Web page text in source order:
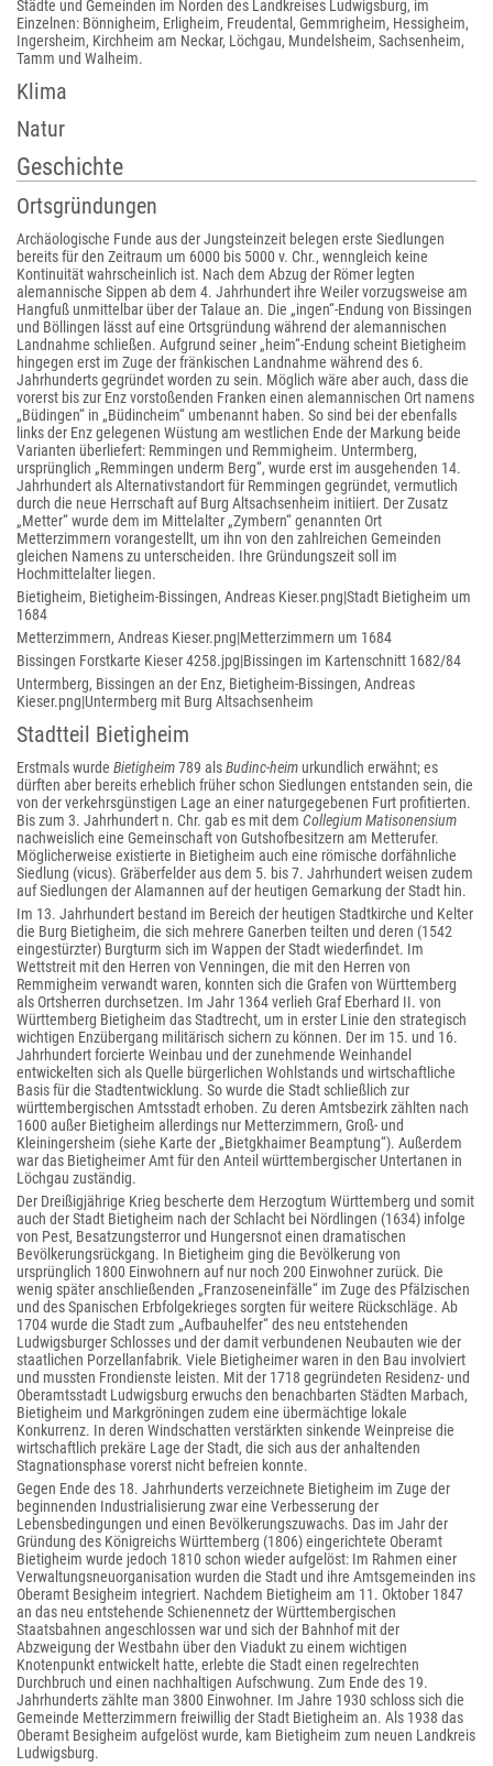
Städte und Gemeinden im Norden des Landkreises Ludwigsburg, im
Einzelnen: Bönnigheim, Erligheim, Freudental, Gemmrigheim, Hessigheim,
Ingersheim, Kirchheim am Neckar, Löchgau, Mundelsheim, Sachsenheim,
Tamm und Walheim.
Klima
Natur
Geschichte
Ortsgründungen
Archäologische Funde aus der Jungsteinzeit belegen erste Siedlungen
bereits für den Zeitraum um 6000 bis 5000 v. Chr., wenngleich keine
Kontinuität wahrscheinlich ist. Nach dem Abzug der Römer legten
alemannische Sippen ab dem 4. Jahrhundert ihre Weiler vorzugsweise am
Hangfuß unmittelbar über der Talaue an. Die „ingen“-Endung von Bissingen
und Böllingen lässt auf eine Ortsgründung während der alemannischen
Landnahme schließen. Aufgrund seiner „heim“-Endung scheint Bietigheim
hingegen erst im Zuge der fränkischen Landnahme während des 6.
Jahrhunderts gegründet worden zu sein. Möglich wäre aber auch, dass die
vorerst bis zur Enz vorstoßenden Franken einen alemannischen Ort namens
„Büdingen“ in „Büdincheim“ umbenannt haben. So sind bei der ebenfalls
links der Enz gelegenen Wüstung am westlichen Ende der Markung beide
Varianten überliefert: Remmingen und Remmigheim. Untermberg,
ursprünglich „Remmingen underm Berg“, wurde erst im ausgehenden 14.
Jahrhundert als Alternativstandort für Remmingen gegründet, vermutlich
durch die neue Herrschaft auf Burg Altsachsenheim initiiert. Der Zusatz
„Metter“ wurde dem im Mittelalter „Zymbern“ genannten Ort
Metterzimmern vorangestellt, um ihn von den zahlreichen Gemeinden
gleichen Namens zu unterscheiden. Ihre Gründungszeit soll im
Hochmittelalter liegen.
Bietigheim, Bietigheim-Bissingen, Andreas Kieser.png|Stadt Bietigheim um
1684
Metterzimmern, Andreas Kieser.png|Metterzimmern um 1684
Bissingen Forstkarte Kieser 4258.jpg|Bissingen im Kartenschnitt 1682/84
Untermberg, Bissingen an der Enz, Bietigheim-Bissingen, Andreas
Kieser.png|Untermberg mit Burg Altsachsenheim
Stadtteil Bietigheim
Erstmals wurde Bietigheim789 alsBudinc-heim urkundlich erwähnt; es
dürften aber bereits erheblich früher schon Siedlungen entstanden sein, die
von der verkehrsgünstigen Lage an einer naturgegebenen Furt profitierten.
Bis zum 3. Jahrhundert n. Chr. gab es mit dem Collegium Matisonensium
nachweislich eine Gemeinschaft von Gutshofbesitzern am Metterufer.
Möglicherweise existierte in Bietigheim auch eine römische dorfähnliche
Siedlung (vicus). Gräberfelder aus dem 5. bis 7. Jahrhundert weisen zudem
auf Siedlungen der Alamannen auf der heutigen Gemarkung der Stadt hin.
Im 13. Jahrhundert bestand im Bereich der heutigen Stadtkirche und Kelter
die Burg Bietigheim, die sich mehrere Ganerben teilten und deren (1542
eingestürzter) Burgturm sich im Wappen der Stadt wiederfindet. Im
Wettstreit mit den Herren von Venningen, die mit den Herren von
Remmigheim verwandt waren, konnten sich die Grafen von Württemberg
als Ortsherren durchsetzen. Im Jahr 1364 verlieh Graf Eberhard II. von
Württemberg Bietigheim das Stadtrecht, um in erster Linie den strategisch
wichtigen Enzübergang militärisch sichern zu können. Der im 15. und 16.
Jahrhundert forcierte Weinbau und der zunehmende Weinhandel
entwickelten sich als Quelle bürgerlichen Wohlstands und wirtschaftliche
Basis für die Stadtentwicklung. So wurde die Stadt schließlich zur
württembergischen Amtsstadt erhoben. Zu deren Amtsbezirk zählten nach
1600 außer Bietigheim allerdings nur Metterzimmern, Groß- und
Kleiningersheim (siehe Karte der „Bietgkhaimer Beamptung“). Außerdem
war das Bietigheimer Amt für den Anteil württembergischer Untertanen in
Löchgau zuständig.
Der Dreißigjährige Krieg bescherte dem Herzogtum Württemberg und somit
auch der Stadt Bietigheim nach der Schlacht bei Nördlingen (1634) infolge
von Pest, Besatzungsterror und Hungersnot einen dramatischen
Bevölkerungsrückgang. In Bietigheim ging die Bevölkerung von
ursprünglich 1800 Einwohnern auf nur noch 200 Einwohner zurück. Die
wenig später anschließenden „Franzoseneinfälle“ im Zuge des Pfälzischen
und des Spanischen Erbfolgekrieges sorgten für weitere Rückschläge. Ab
1704 wurde die Stadt zum „Aufbauhelfer“ des neu entstehenden
Ludwigsburger Schlosses und der damit verbundenen Neubauten wie der
staatlichen Porzellanfabrik. Viele Bietigheimer waren in den Bau involviert
und mussten Frondienste leisten. Mit der 1718 gegründeten Residenz- und
Oberamtsstadt Ludwigsburg erwuchs den benachbarten Städten Marbach,
Bietigheim und Markgröningen zudem eine übermächtige lokale
Konkurrenz. In deren Windschatten verstärkten sinkende Weinpreise die
wirtschaftlich prekäre Lage der Stadt, die sich aus der anhaltenden
Stagnationsphase vorerst nicht befreien konnte.
Gegen Ende des 18. Jahrhunderts verzeichnete Bietigheim im Zuge der
beginnenden Industrialisierung zwar eine Verbesserung der
Lebensbedingungen und einen Bevölkerungszuwachs. Das im Jahr der
Gründung des Königreichs Württemberg (1806) eingerichtete Oberamt
Bietigheim wurde jedoch 1810 schon wieder aufgelöst: Im Rahmen einer
Verwaltungsneuorganisation wurden die Stadt und ihre Amtsgemeinden ins
Oberamt Besigheim integriert. Nachdem Bietigheim am 11. Oktober 1847
an das neu entstehende Schienennetz der Württembergischen
Staatsbahnen angeschlossen war und sich der Bahnhof mit der
Abzweigung der Westbahn über den Viadukt zu einem wichtigen
Knotenpunkt entwickelt hatte, erlebte die Stadt einen regelrechten
Durchbruch und einen nachhaltigen Aufschwung. Zum Ende des 19.
Jahrhunderts zählte man 3800 Einwohner. Im Jahre 1930 schloss sich die
Gemeinde Metterzimmern freiwillig der Stadt Bietigheim an. Als 1938 das
Oberamt Besigheim aufgelöst wurde, kam Bietigheim zum neuen Landkreis
Ludwigsburg.